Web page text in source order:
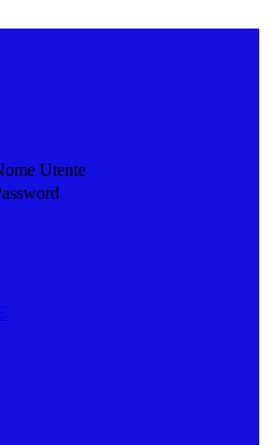
Utente